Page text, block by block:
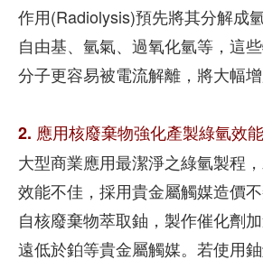
作用(Radiolysis)預先將其分解成
自由基、氫氣、過氧化氫等，這
分子更容易被電流解離，將大幅增
2. 應用核廢棄物強化產製綠氫效能
大型商業應用最潔淨之綠氫製程
效能不佳，採用貴金屬觸媒造價
自核廢棄物萃取鈾，製作催化劑
遠低於鉑等貴金屬觸媒。若使用